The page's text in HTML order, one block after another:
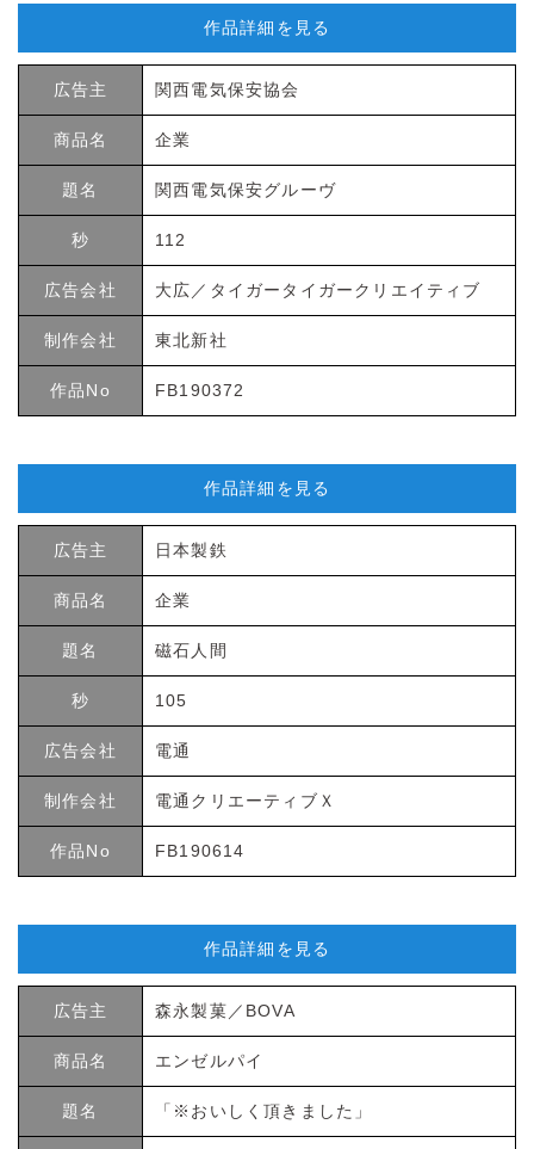
作品詳細を見る
広告主 関西電気保安協会
商品名 企業
題名 関西電気保安グルーヴ
秒 112
広告会社 大広／タイガータイガークリエイティブ
制作会社 東北新社
作品No FB190372
作品詳細を見る
広告主 日本製鉄
商品名 企業
題名 磁石人間
秒 105
広告会社 電通
制作会社 電通クリエーティブＸ
作品No FB190614
作品詳細を見る
広告主 森永製菓／BOVA
商品名 エンゼルパイ
題名 「※おいしく頂きました」